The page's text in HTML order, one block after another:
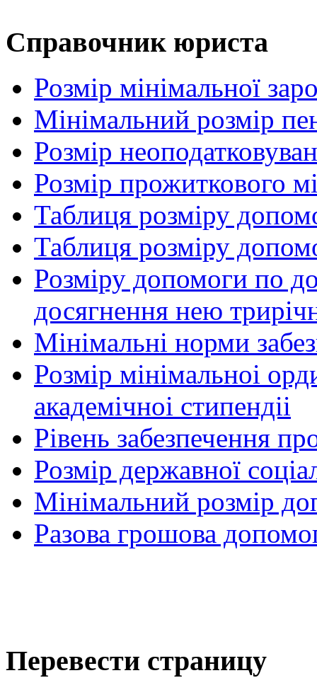
Справочник юриста
Розмір мінімальної
Мінімальний розмір
Розмір
Розмір прожиткового
Таблиця розміру
Таблиця розміру
Розміру допомоги по
досягнення нею
Мінімальні норми
Розмір мінімальноі
академічноі стипендіі
Рівень забезпечення
Розмір державної
Мінімальний розмір
Разова грошова
Перевести страницу